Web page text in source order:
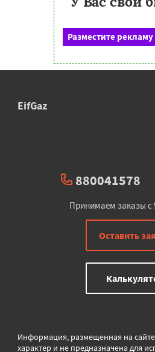
Разместите
EifGaz
880041578
Принимаем заказы с
Оставить
Информация, размещенная на
характер и не предназначена для